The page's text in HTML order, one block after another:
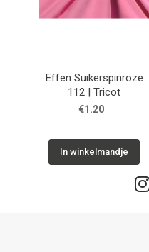
Effen Suikerspinroze
112 | Tricot
€1.20
In winkelmandje